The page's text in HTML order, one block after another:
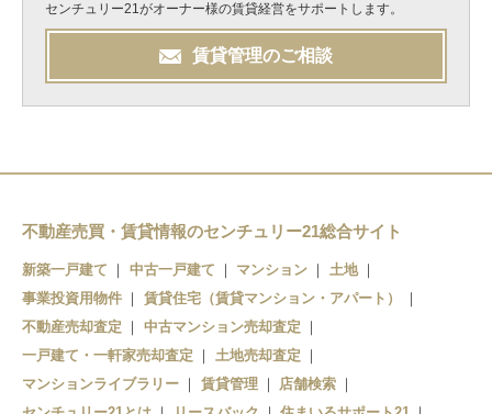
センチュリー21がオーナー様の賃貸経営をサポートします。
賃貸管理のご相談
不動産売買・賃貸情報のセンチュリー21総合サイト
新築一戸建て 中古一戸建て マンション
土地
事業投資用物件
賃貸住宅（賃貸マンション・アパート）
不動産売却査定
中古マンション売却査定
一戸建て・一軒家売却査定
土地売却査定
マンションライブラリー
賃貸管理
店舗検索